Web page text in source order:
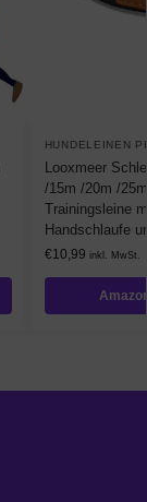
HUNDELEINEN
Looxmeer
/15m /20m /
Trainingsleine
Handschlaufe
€10,99 inkl. MwSt.